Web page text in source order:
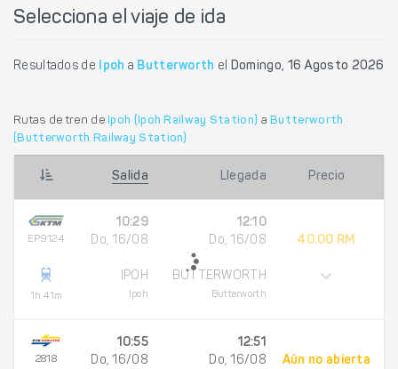
Selecciona el viaje de ida
Resultados de Ipoh a Butterworth el Domingo, 16 Agosto 2026
Rutas de tren de Ipoh (Ipoh Railway Station) a Butterworth
(Butterworth Railway Station)
Salida Llegada Precio
EP9124
1h 41m
10:29
Do, 16/08
IPOH
Ipoh
12:10
Do, 16/08
BUTTERWORTH
Butterworth
40.00 RM
2818
10:55
Do, 16/08
12:51
Do, 16/08
Aún no abierta